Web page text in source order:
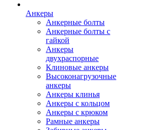
Анкеры
Анкерные болты
Анкерные болты с
гайкой
Анкеры
двухраспорные
Клиновые анкеры
Высоконагрузочные
анкеры
Анкеры клинья
Анкеры с кольцом
Анкеры с крюком
Рамные анкеры